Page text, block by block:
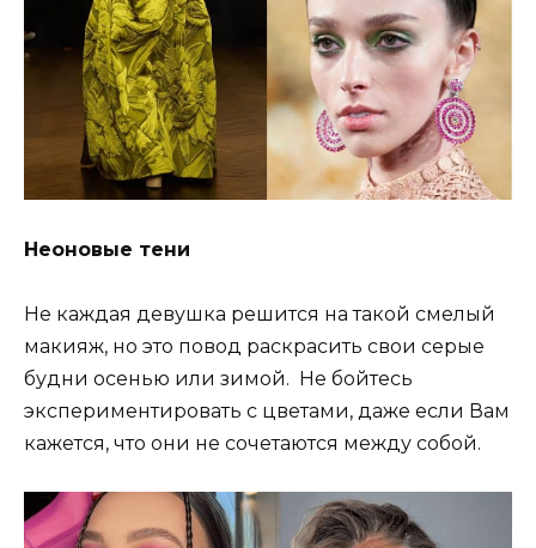
Неоновые тени
Не каждая девушка решится на такой смелый
макияж, но это повод раскрасить свои серые
будни осенью или зимой. Не бойтесь
экспериментировать с цветами, даже если Вам
кажется, что они не сочетаются между собой.